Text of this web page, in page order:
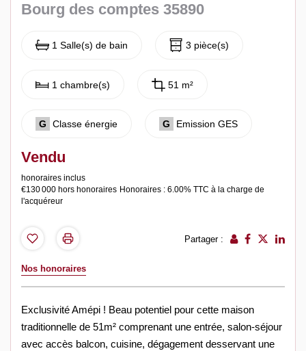
Bourg des comptes 35890
1 Salle(s) de bain 3 pièce(s)
1 chambre(s) 51 m²
G Classe énergie G Emission GES
Vendu
honoraires inclus
€130 000 hors honoraires Honoraires : 6.00% TTC à la charge de
l'acquéreur
Partager :
Nos honoraires
Exclusivité Amépi ! Beau potentiel pour cette maison
traditionnelle de 51m² comprenant une entrée, salon-séjour
avec accès balcon, cuisine, dégagement desservant une